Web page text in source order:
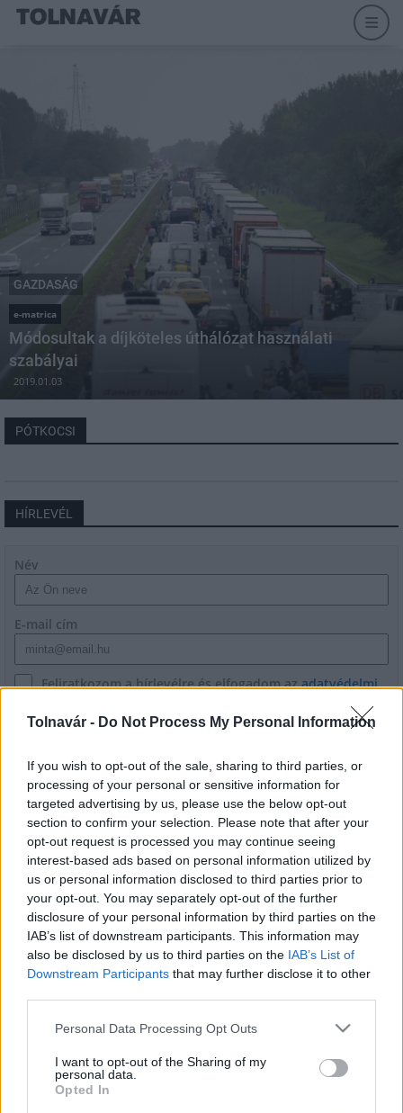
Tolnavár - Do Not Process My Personal Information
If you wish to opt-out of the sale, sharing to third parties, or
processing of your personal or sensitive information for
targeted advertising by us, please use the below opt-out
section to confirm your selection. Please note that after your
opt-out request is processed you may continue seeing
interest-based ads based on personal information utilized by
us or personal information disclosed to third parties prior to
your opt-out. You may separately opt-out of the further
disclosure of your personal information by third parties on the
IAB’s list of downstream participants. This information may
also be disclosed by us to third parties on the IAB’s List of
Downstream Participants that may further disclose it to other
Please note that this website/app uses one or more Google
not limited to your visit or usage behaviour. You may click to
grant or deny consent to Google and its third-party tags to
use your data for below specified purposes in below Google
Personal Data Processing Opt Outs
I want to opt-out of the Sharing of my
personal data.
Opted In
GAZDASÁG
e-matrica
Módosultak a díjköteles úthálózat használati
szabályai
2019.01.03
PÓTKOCSI
HÍRLEVÉL
Név
E-mail cím
Feliratkozom a hírlevélre és elfogadom azadatvédelmi
LEGFRISSEBB
Országos hírek
MEGÉRKEZETT AZ ESŐ A DUNA
VÍZGYŰJTŐJÉRE
Országos hírek oktatás továbbképzés
Kecskeméten is szakirányú
Országos hírek
A LAKOSSÁGRA IS FONTOS SZEREP HÁRUL A